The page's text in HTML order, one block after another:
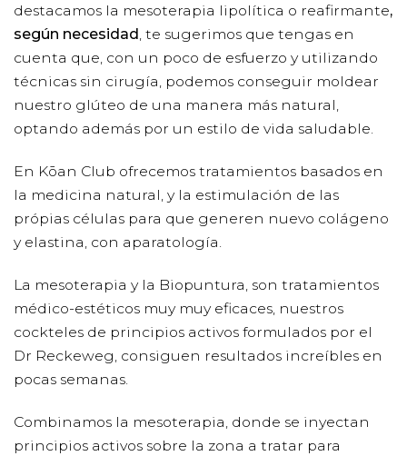
destacamos la mesoterapia lipolítica o reafirmante,
según necesidad, te sugerimos que tengas en
cuenta que, con un poco de esfuerzo y utilizando
técnicas sin cirugía, podemos conseguir moldear
nuestro glúteo de una manera más natural,
optando además por un estilo de vida saludable.
En Kōan Club ofrecemos tratamientos basados en
la medicina natural, y la estimulación de las
própias células para que generen nuevo colágeno
y elastina, con aparatología.
La mesoterapia y la Biopuntura, son tratamientos
médico-estéticos muy muy eficaces, nuestros
cockteles de principios activos formulados por el
Dr Reckeweg, consiguen resultados increíbles en
pocas semanas.
Combinamos la mesoterapia, donde se inyectan
principios activos sobre la zona a tratar para